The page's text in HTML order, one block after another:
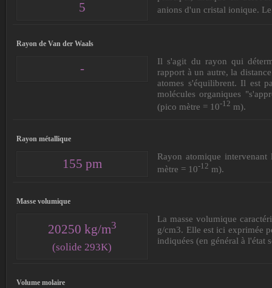
5
anions d'un cristal ionique.
Rayon de Van der Waals
-
Il s'agit du rayon qui
rapport à un autre, la
atomes s'équilibrent. Il est
molécules organiques
(pico mètre = 10-12 m).
Rayon métallique
155 pm
Rayon atomique
mètre = 10-12 m).
Masse volumique
20250 kg/m3
(solide 293K)
La masse volumique
g/cm3. Elle est ici exprimée
indiquées (en général à l'état
Volume molaire